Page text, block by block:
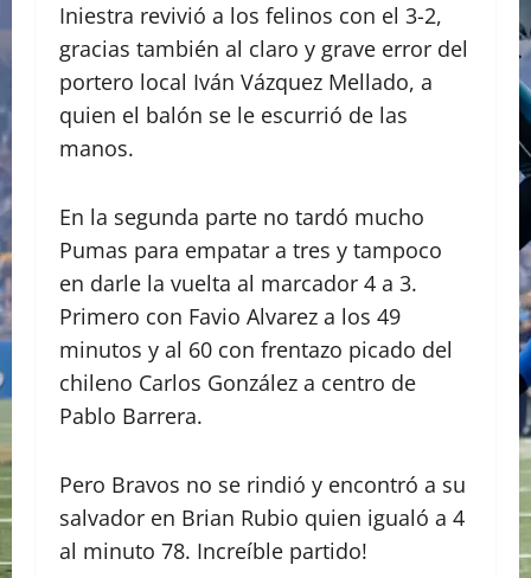
Iniestra revivió a los felinos con el 3-2,
gracias también al claro y grave error del
portero local Iván Vázquez Mellado, a
quien el balón se le escurrió de las
manos.
En la segunda parte no tardó mucho
Pumas para empatar a tres y tampoco
en darle la vuelta al marcador 4 a 3.
Primero con Favio Alvarez a los 49
minutos y al 60 con frentazo picado del
chileno Carlos González a centro de
Pablo Barrera.
Pero Bravos no se rindió y encontró a su
salvador en Brian Rubio quien igualó a 4
al minuto 78. Increíble partido!